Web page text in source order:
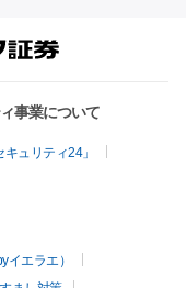
事業について
ュリティ24」
エラエ）